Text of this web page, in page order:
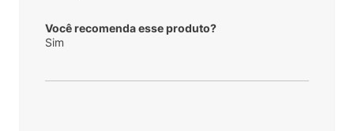
Você recomenda esse produto?
Sim